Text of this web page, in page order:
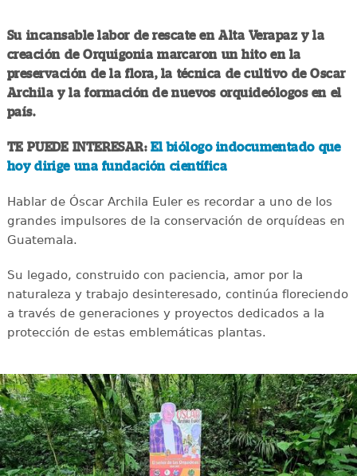
Su incansable labor de rescate en Alta Verapaz y la
creación de Orquigonia marcaron un hito en la
preservación de la flora, la técnica de cultivo de Oscar
Archila y la formación de nuevos orquideólogos en el
país.
TE PUEDE INTERESAR:El biólogo indocumentado que
hoy dirige una fundación científica
Hablar de Óscar Archila Euler es recordar a uno de los
grandes impulsores de la conservación de orquídeas en
Guatemala.
Su legado, construido con paciencia, amor por la
naturaleza y trabajo desinteresado, continúa floreciendo
a través de generaciones y proyectos dedicados a la
protección de estas emblemáticas plantas.